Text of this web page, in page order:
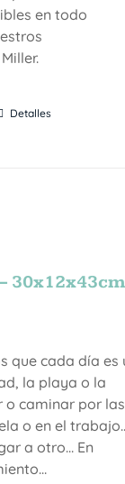
en todo
Detalles
30x12x43cm
que cada día es
la playa o la
o caminar por las
o en el
a otro… En